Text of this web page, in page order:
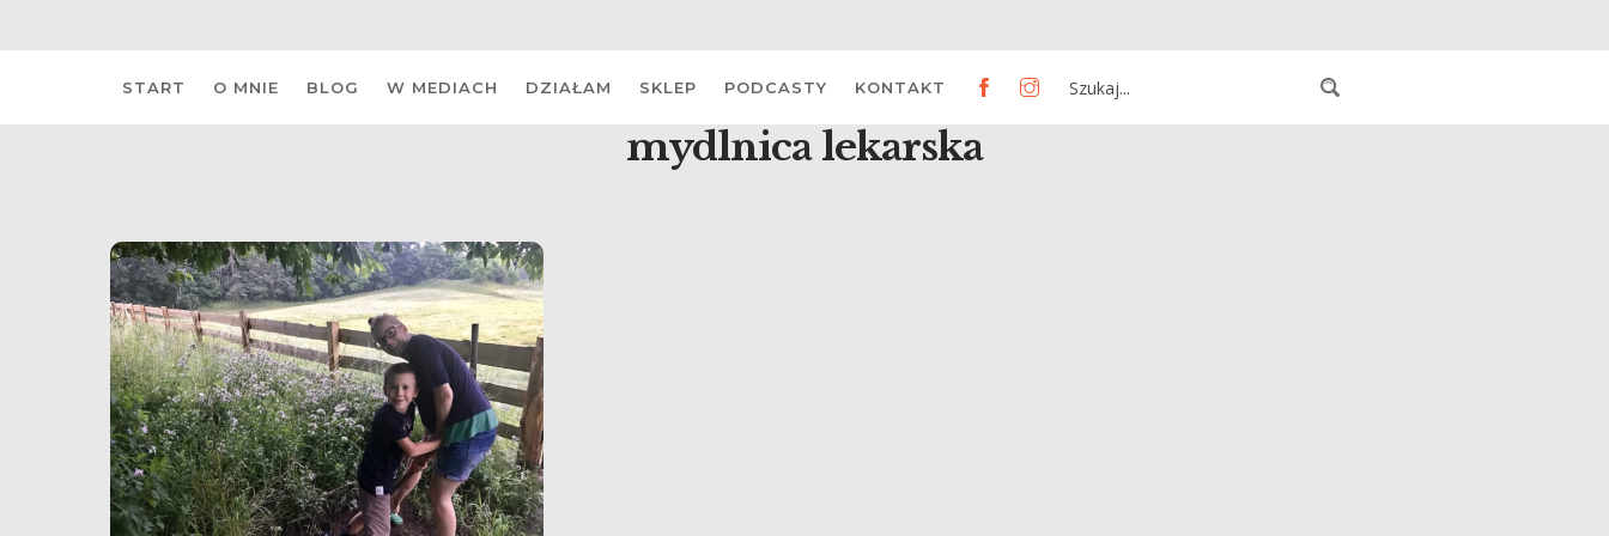
START O MNIE BLOG W MEDIACH DZIAŁAM SKLEP PODCASTY KONTAKT
mydlnica lekarska